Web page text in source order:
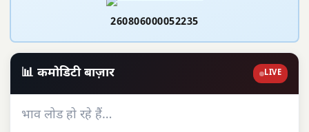
260806000052235
📊 कमोडिटी बाज़ार LIVE
भाव लोड हो रहे हैं…